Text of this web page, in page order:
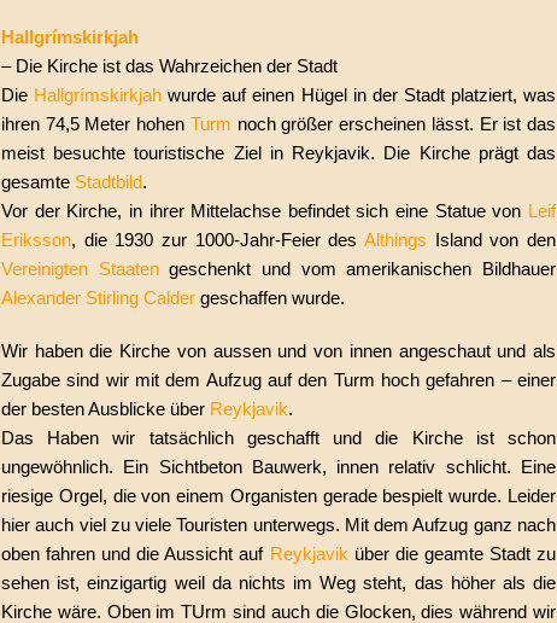
Hallgrímskirkjah
– Die Kirche ist das Wahrzeichen der Stadt
Die Hallgrímskirkjah wurde auf einen Hügel in der Stadt platziert, was
ihren 74,5 Meter hohen Turm noch größer erscheinen lässt. Er ist das
meist besuchte touristische Ziel in Reykjavik. Die Kirche prägt das
gesamte Stadtbild.
Vor der Kirche, in ihrer Mittelachse befindet sich eine Statue von Leif
Eriksson, die 1930 zur 1000-Jahr-Feier des Althings Island von den
Vereinigten Staatengeschenkt und vom amerikanischen Bildhauer
Alexander Stirling Calder geschaffen wurde.
Wir haben die Kirche von aussen und von innen angeschaut und als
Zugabe sind wir mit dem Aufzug auf den Turm hoch gefahren – einer
der besten Ausblicke über Reykjavik.
Das Haben wir tatsächlich geschafft und die Kirche ist schon
ungewöhnlich. Ein Sichtbeton Bauwerk, innen relativ schlicht. Eine
riesige Orgel, die von einem Organisten gerade bespielt wurde. Leider
hier auch viel zu viele Touristen unterwegs. Mit dem Aufzug ganz nach
oben fahren und die Aussicht auf Reykjavik über die geamte Stadt zu
sehen ist, einzigartig weil da nichts im Weg steht, das höher als die
Kirche wäre. Oben im TUrm sind auch die Glocken, dies während wir